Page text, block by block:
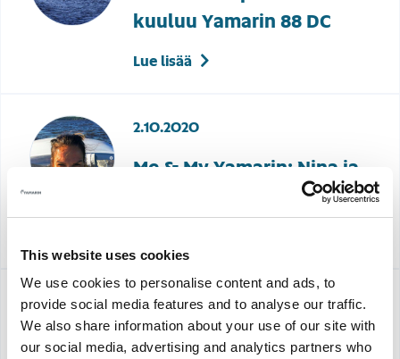
This website uses cookies
We use cookies to personalise content and ads, to
provide social media features and to analyse our traffic.
We also share information about your use of our site with
our social media, advertising and analytics partners who
kuuluu Yamarin 88 DC
Lue lisää
2.10.2020
Me & My Yamarin: Nina ja
7.9.2020
Tervetuloa syksyn